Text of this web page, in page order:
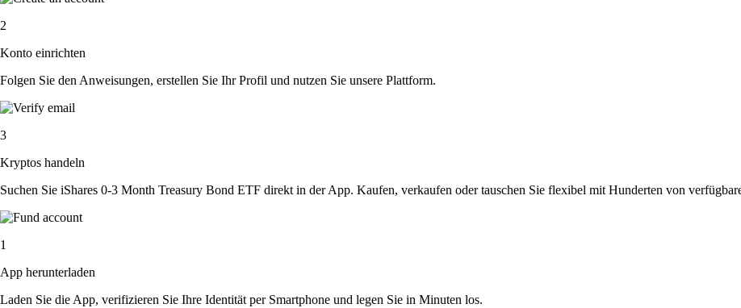
2
Konto einrichten
Folgen Sie den Anweisungen, erstellen Sie Ihr Profil und nutzen Sie unsere Plattform.
3
Kryptos handeln
Suchen Sie iShares 0-3 Month Treasury Bond ETF direkt in der App. Kaufen, verkaufen oder tauschen Sie flexibel mit Hunderten von
1
App herunterladen
Laden Sie die App, verifizieren Sie Ihre Identität per Smartphone und legen Sie in Minuten los.